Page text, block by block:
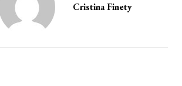
Cristina Finety